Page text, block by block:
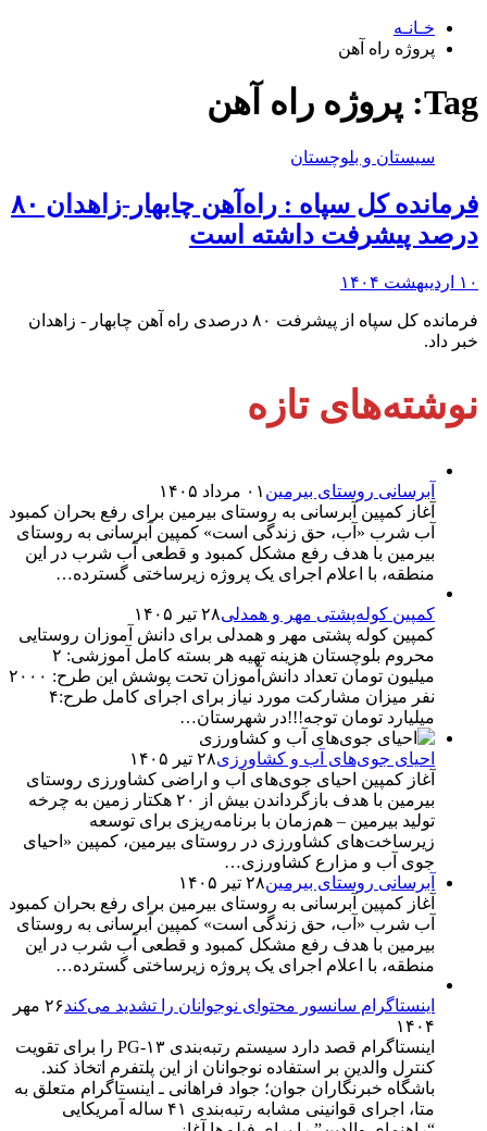
خـانـه
پروژه راه آهن
Tag: پروژه راه آهن
سیستان و بلوچستان
فرمانده کل سپاه : راه‌آهن چابهار-زاهدان ۸۰
درصد پیشرفت داشته است
۱۰ اردیبهشت ۱۴۰۴
فرمانده کل سپاه از پیشرفت ۸۰ درصدی راه آهن چابهار - زاهدان
خبر داد.
نوشته‌های تازه
آبرسانی روستای بیرمین ۰۱ مرداد ۱۴۰۵
آغاز کمپین آبرسانی به روستای بیرمین برای رفع بحران کمبود
آب شرب «آب، حق زندگی است» کمپین آبرسانی به روستای
بیرمین با هدف رفع مشکل کمبود و قطعی آب شرب در این
منطقه، با اعلام اجرای یک پروژه زیرساختی گسترده…
کمپین کوله‌پشتی مهر و همدلی۲۸ تیر ۱۴۰۵
کمپین کوله‌ پشتی مهر و همدلی برای دانش آموزان روستایی
محروم بلوچستان هزینه تهیه هر بسته کامل آموزشی: ۲
میلیون تومان تعداد دانش‌آموزان تحت پوشش این طرح: ۲۰۰۰
نفر میزان مشارکت مورد نیاز برای اجرای کامل طرح:۴
میلیارد تومان توجه!!!در شهرستان…
احیای جوی‌های آب و کشاورزی۲۸ تیر ۱۴۰۵
آغاز کمپین احیای جوی‌های آب و اراضی کشاورزی روستای
بیرمین با هدف بازگرداندن بیش از ۲۰ هکتار زمین به چرخه
تولید بیرمین – هم‌زمان با برنامه‌ریزی برای توسعه
زیرساخت‌های کشاورزی در روستای بیرمین، کمپین «احیای
جوی آب و مزارع کشاورزی…
آبرسانی روستای بیرمین۲۸ تیر ۱۴۰۵
آغاز کمپین آبرسانی به روستای بیرمین برای رفع بحران کمبود
آب شرب «آب، حق زندگی است» کمپین آبرسانی به روستای
بیرمین با هدف رفع مشکل کمبود و قطعی آب شرب در این
منطقه، با اعلام اجرای یک پروژه زیرساختی گسترده…
اینستاگرام سانسور محتوای نوجوانان را تشدید می‌کند
۲۶ مهر
۱۴۰۴
اینستاگرام قصد دارد سیستم رتبه‌بندی PG-۱۳ را برای تقویت
کنترل والدین بر استفاده نوجوانان از این پلتفرم اتخاذ کند.
باشگاه خبرنگاران جوان؛ جواد فراهانی ـ اینستاگرام متعلق به
متا، اجرای قوانینی مشابه رتبه‌بندی ۴۱ ساله آمریکایی